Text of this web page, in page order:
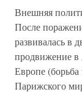
Внешняя
После
развивалась в
продвижение в
Европе
Парижского